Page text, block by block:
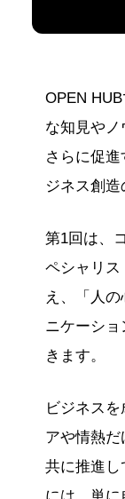
OPEN
な知見や
さらに促
ジネス創造
第1回は、
ペシャリス
え、「人
ニケーシ
きます。
ビジネス
アや情熱
共に推進し